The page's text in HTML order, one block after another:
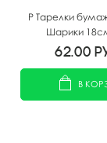
P Тарелки
Шарики
62.00
В